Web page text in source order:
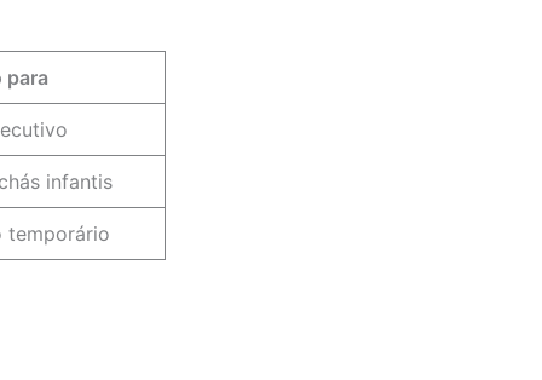
para
infantis
temporário